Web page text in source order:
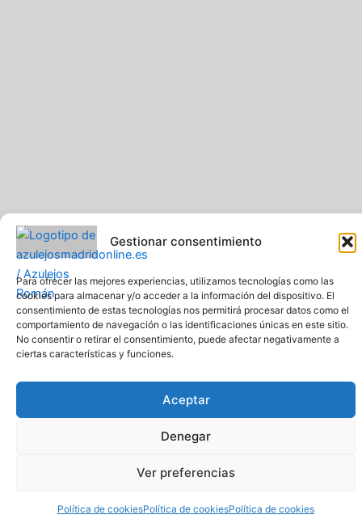
Gestionar consentimiento
Para ofrecer las mejores experiencias, utilizamos tecnologías como las
cookies para almacenar y/o acceder a la información del dispositivo. El
consentimiento de estas tecnologías nos permitirá procesar datos como el
comportamiento de navegación o las identificaciones únicas en este sitio.
No consentir o retirar el consentimiento, puede afectar negativamente a
ciertas características y funciones.
Aceptar
Denegar
Ver preferencias
Política de cookiesPolítica de cookiesPolítica de cookies
Pavimentos y Azulejos Román S.L.. Todos los derechos
reservados
Web creada y diseñada por Pavimentos y Azulejos Román S.L
Comprar azulejos online baratos y de calidad